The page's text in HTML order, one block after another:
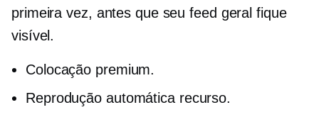
primeira vez, antes que seu feed geral fique
visível.
Colocação premium.
Reprodução automáticarecurso.